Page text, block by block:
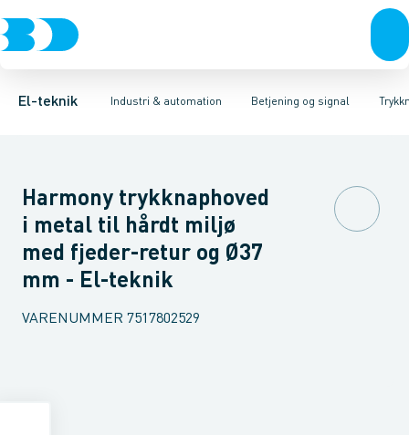
El-teknik Industri & automation
Afbrydere, stikkontakter & lampeudtagForgreningsmateriel
Betjening og signal
Industristiksystemer Frekvensomformere og softstartere
TrykknaphovedLystårn element, optiskTilslutningsmodul
Harmony trykknaphoved
i metal til hårdt miljø
med fjeder-retur og Ø37
mm - El-teknik
VARENUMMER 7517802529